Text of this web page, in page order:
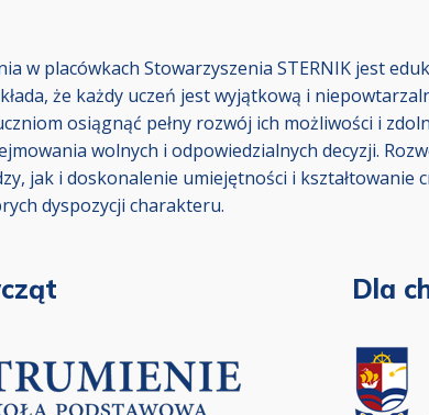
w placówkach Stowarzyszenia STERNIK jest
że każdy uczeń jest wyjątkową i
osiągnąć pełny rozwój ich możliwości i
wolnych i odpowiedzialnych decyzji.
jak i doskonalenie umiejętności i kształtowanie
dyspozycji charakteru.
Dla